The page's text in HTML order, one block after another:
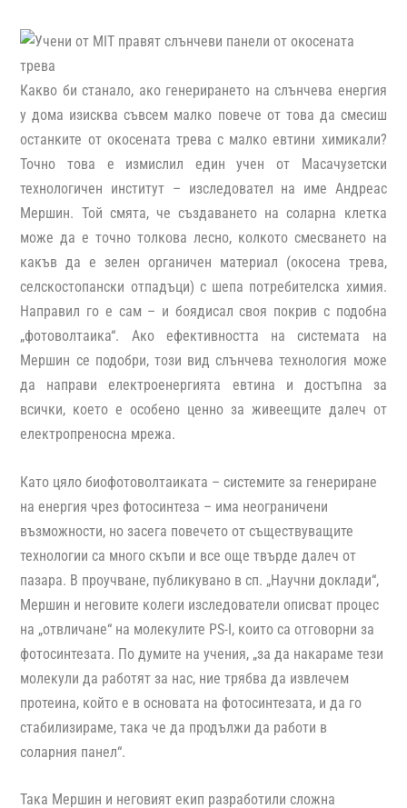
Какво би станало, ако генерирането на слънчева енергия
у дома изисква съвсем малко повече от това да смесиш
останките от окосената трева с малко евтини химикали?
Точно това е измислил един учен от Масачузетски
технологичен институт – изследовател на име Андреас
Мершин. Той смята, че създаването на соларна клетка
може да е точно толкова лесно, колкото смесването на
какъв да е зелен органичен материал (окосена трева,
селскостопански отпадъци) с шепа потребителска химия.
Направил го е сам – и боядисал своя покрив с подобна
„фотоволтаика“. Ако ефективността на системата на
Мершин се подобри, този вид слънчева технология може
да направи електроенергията евтина и достъпна за
всички, което е особено ценно за живеещите далеч от
електропреносна мрежа.
Като цяло биофотоволтаиката – системите за генериране
на енергия чрез фотосинтеза – има неограничени
възможности, но засега повечето от съществуващите
технологии са много скъпи и все още твърде далеч от
пазара. В проучване, публикувано в сп. „Научни доклади“,
Мершин и неговите колеги изследователи описват процес
на „отвличане“ на молекулите PS-I, които са отговорни за
фотосинтезата. По думите на учения, „за да накараме тези
молекули да работят за нас, ние трябва да извлечем
протеина, който е в основата на фотосинтезата, и да го
стабилизираме, така че да продължи да работи в
соларния панел“.
Така Мершин и неговият екип разработили сложна